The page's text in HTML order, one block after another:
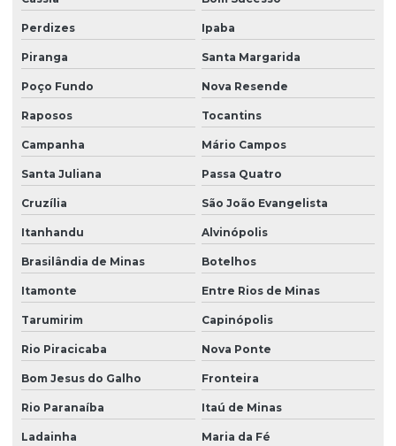
Perdizes Ipaba
Piranga Santa Margarida
Poço Fundo Nova Resende
Raposos Tocantins
Campanha Mário Campos
Santa Juliana Passa Quatro
Cruzília São João Evangelista
Itanhandu Alvinópolis
Brasilândia de Minas Botelhos
Itamonte Entre Rios de Minas
Tarumirim Capinópolis
Rio Piracicaba Nova Ponte
Bom Jesus do Galho Fronteira
Rio Paranaíba Itaú de Minas
Ladainha Maria da Fé